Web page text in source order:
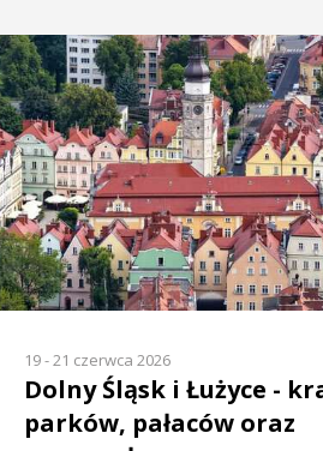
19 - 21 czerwca 2026
Dolny Śląsk i Łużyce -
parków, pałaców oraz